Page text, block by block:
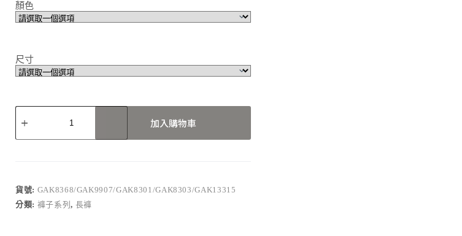
顏色
尺寸
GAK8368/GAK9907/GAK8301/GAK8303/GAK13315
數
量
加入購物車
貨號: GAK8368/GAK9907/GAK8301/GAK8303/GAK13315
分類: 褲子系列, 長褲